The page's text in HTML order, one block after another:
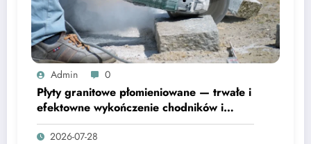
Admin 0
Płyty granitowe płomieniowane — trwałe i
efektowne wykończenie chodników i
tarasów
2026-07-28